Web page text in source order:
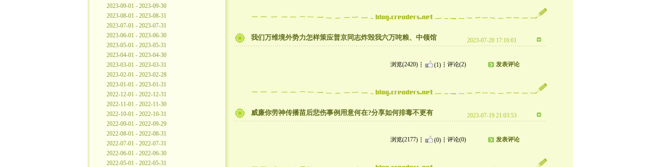
2023-09-01 - 2023-09-30
2023-08-01 - 2023-08-31
2023-07-01 - 2023-07-31
2023-06-01 - 2023-06-30
2023-05-01 - 2023-05-31
2023-04-01 - 2023-04-30
2023-03-01 - 2023-03-31
2023-02-01 - 2023-02-28
2023-01-01 - 2023-01-31
2022-12-01 - 2022-12-31
2022-11-01 - 2022-11-30
2022-10-01 - 2022-10-31
2022-09-01 - 2022-09-29
2022-08-01 - 2022-08-31
2022-07-01 - 2022-07-31
2022-06-01 - 2022-06-30
2022-05-01 - 2022-05-31
我们万维境外势力怎样策应普京同志炸毁我六万吨粮、中领馆 2023-07-20 17:16:01
浏览(2420) (1) 评论(2) 发表评论
威廉你劳神传播苗后悲伤事例用意何在?分享如何排毒不更有 2023-07-19 21:03:53
浏览(2177) (0) 评论(0) 发表评论